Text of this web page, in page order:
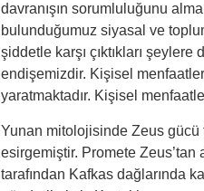
davranışın sorumluluğunu
bulunduğumuz siyasal ve
şiddetle karşı çıktıkları
endişemizdir. Kişisel
yaratmaktadır. Kişisel
Yunan mitolojisinde Zeus gücü
esirgemiştir. Promete
tarafından Kafkas dağlarında